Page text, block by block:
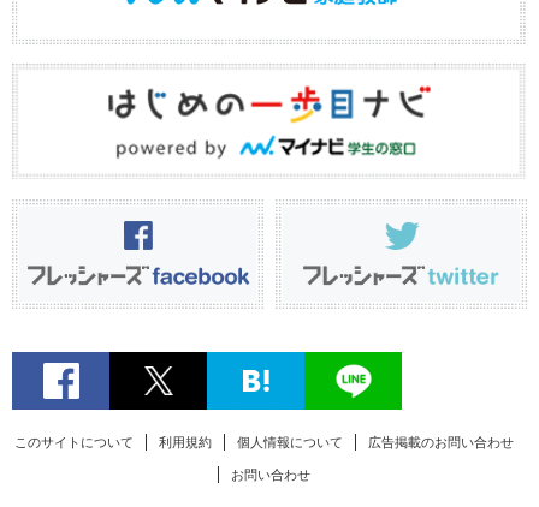
このサイトについて 利用規約 個人情報について 広告掲載のお問い合わせ
お問い合わせ